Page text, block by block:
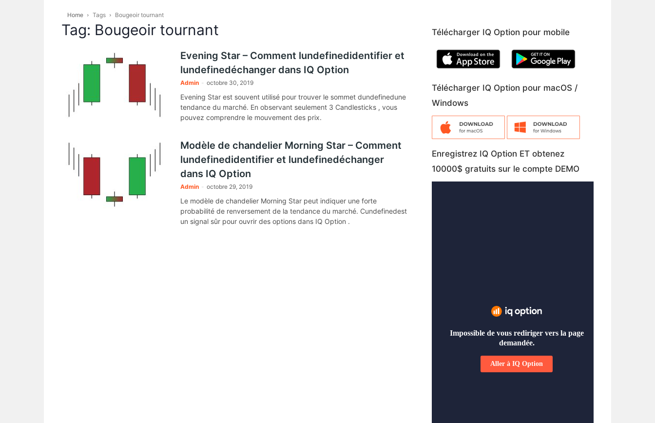
Home Tags Bougeoir tournant
Tag: Bougeoir tournant
Evening Star – Comment lundefinedidentifier et
lundefinedéchanger dans IQ Option
Admin - octobre 30, 2019
Evening Star est souvent utilisé pour trouver le sommet dundefinedune
tendance du marché. En observant seulement 3 Candlesticks , vous
pouvez comprendre le mouvement des prix.
Modèle de chandelier Morning Star – Comment
lundefinedidentifier et lundefinedéchanger
dans IQ Option
Admin - octobre 29, 2019
Le modèle de chandelier Morning Star peut indiquer une forte
probabilité de renversement de la tendance du marché. Cundefinedest
un signal sûr pour ouvrir des options dans IQ Option .
Télécharger IQ Option pour mobile
Télécharger IQ Option pour macOS /
Windows
Enregistrez IQ Option ET obtenez
10000$ gratuits sur le compte DEMO